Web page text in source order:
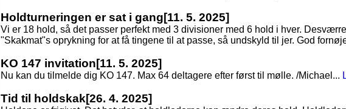
Holdturneringen er sat i gang[11. 5. 2025]
Vi er 18 hold, så det passer perfekt med 3 divisioner med 6 hold i hver.
"Skakmat"s oprykning for at få tingene til at passe, så undskyld til jer. God
KO 147 invitation[11. 5. 2025]
Nu kan du tilmelde dig KO 147. Max 64 deltagere efter først til mølle. /Michael...
Tid til holdskak[26. 4. 2025]